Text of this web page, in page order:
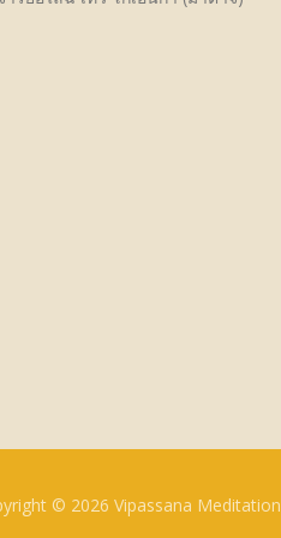
© 2026 Vipassana Meditation